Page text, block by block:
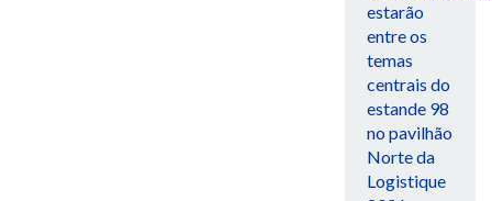
estarão
entre os
temas
centrais do
estande 98
no pavilhão
Norte da
Logistique